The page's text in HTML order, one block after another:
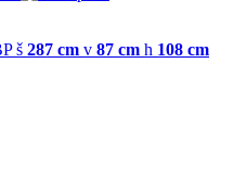
š 287 cm v 87 cm h 108 cm